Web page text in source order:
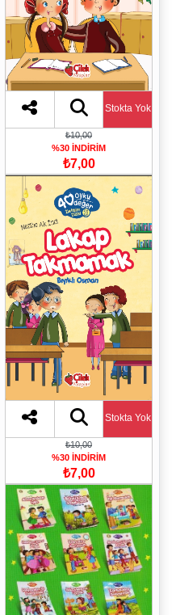
Stokta Yok
₺10,00
%30 İNDİRİM
₺7,00
Stokta Yok
₺10,00
%30 İNDİRİM
₺7,00